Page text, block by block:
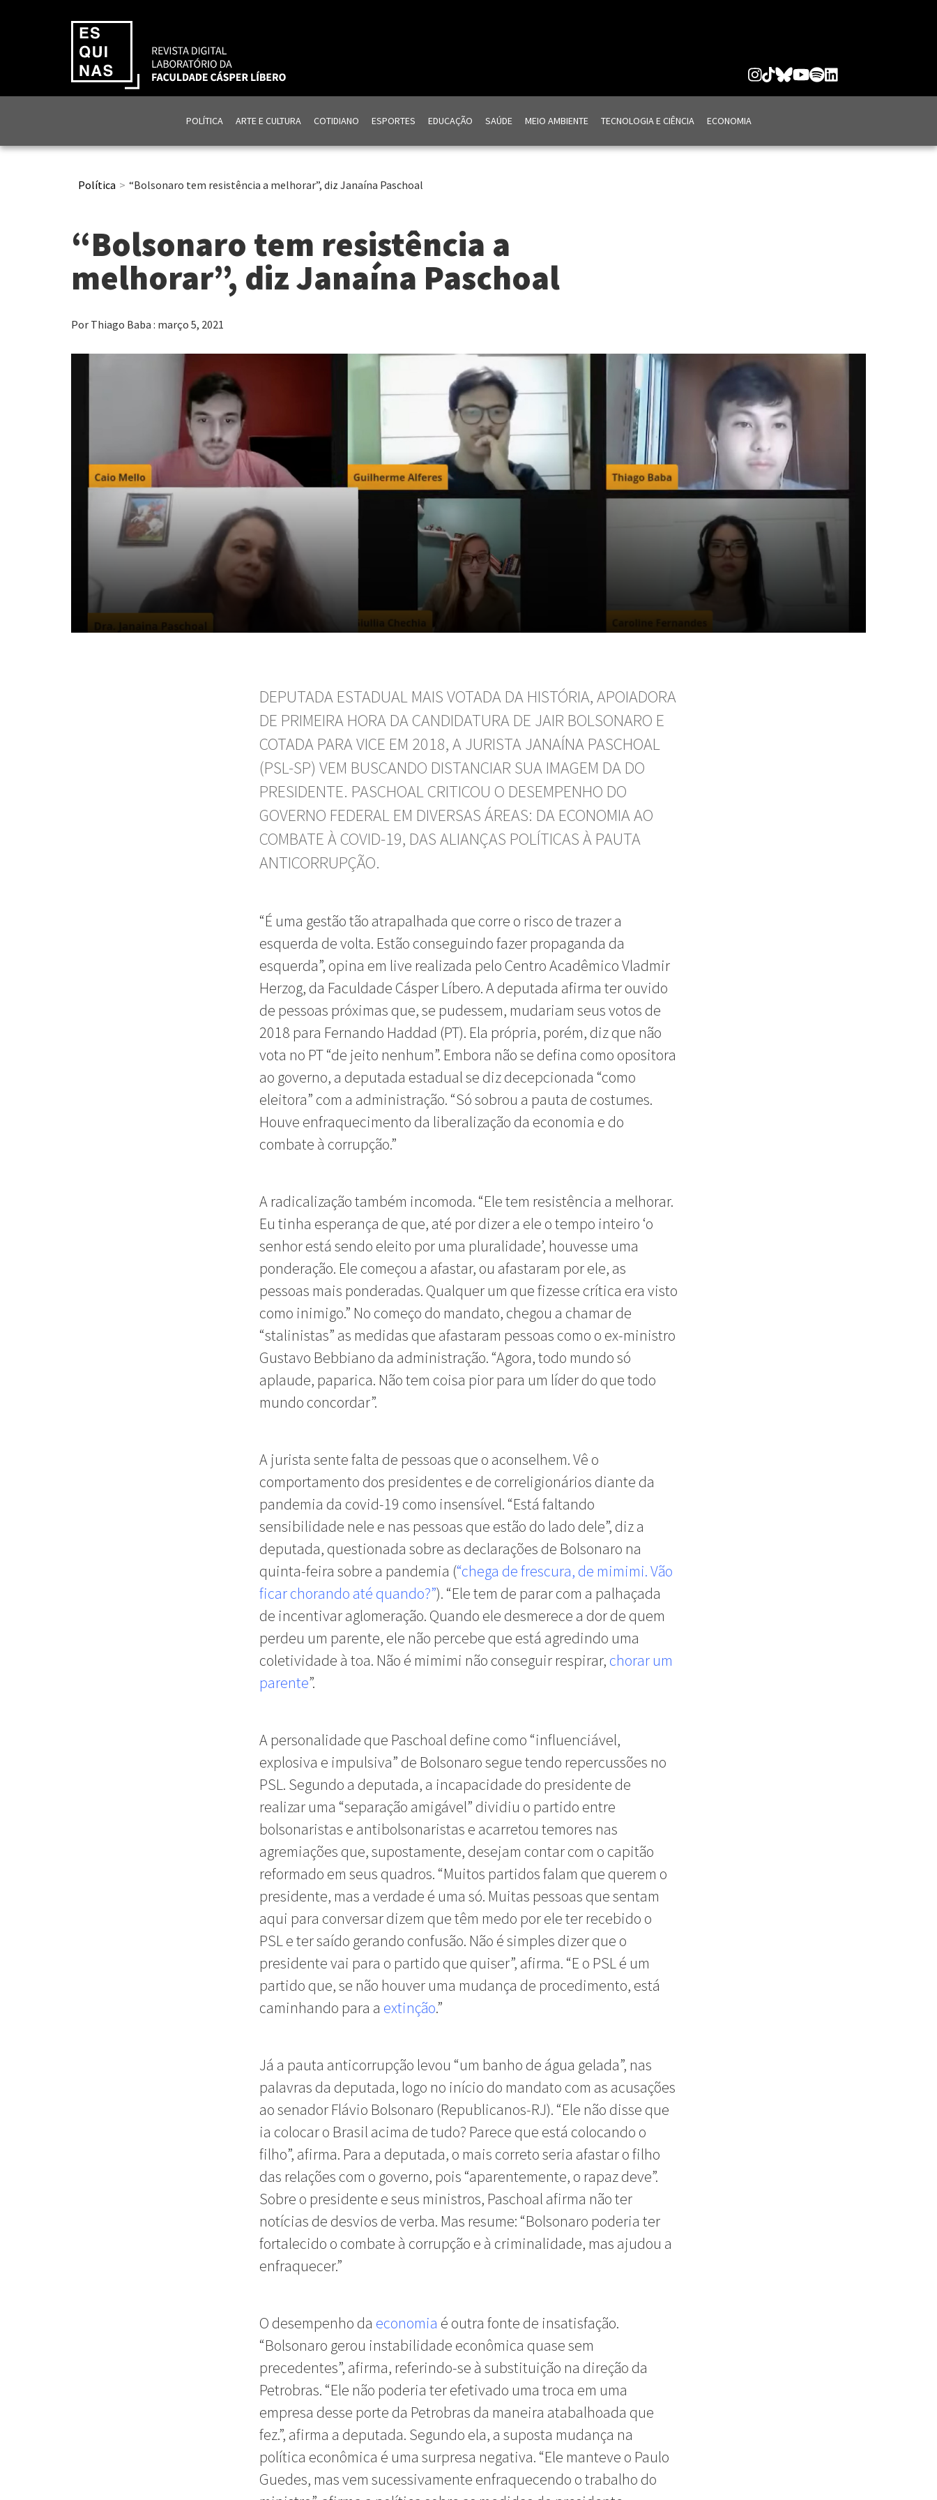
POLÍTICA ARTE E CULTURA COTIDIANO ESPORTES EDUCAÇÃO SAÚDE MEIO AMBIENTE TECNOLOGIA E CIÊNCIA ECONOMIA
Política “Bolsonaro tem resistência a melhorar”, diz Janaína Paschoal
“Bolsonaro tem resistência a
melhorar”, diz Janaína Paschoal
Por Thiago Baba : março 5, 2021
DEPUTADA ESTADUAL MAIS VOTADA DA HISTÓRIA, APOIADORA
DE PRIMEIRA HORA DA CANDIDATURA DE JAIR BOLSONARO E
COTADA PARA VICE EM 2018, A JURISTA JANAÍNA PASCHOAL
(PSL-SP) VEM BUSCANDO DISTANCIAR SUA IMAGEM DA DO
PRESIDENTE. PASCHOAL CRITICOU O DESEMPENHO DO
GOVERNO FEDERAL EM DIVERSAS ÁREAS: DA ECONOMIA AO
COMBATE À COVID-19, DAS ALIANÇAS POLÍTICAS À PAUTA
ANTICORRUPÇÃO.
“É uma gestão tão atrapalhada que corre o risco de trazer a
esquerda de volta. Estão conseguindo fazer propaganda da
esquerda”, opina em live realizada pelo Centro Acadêmico Vladmir
Herzog, da Faculdade Cásper Líbero. A deputada afirma ter ouvido
de pessoas próximas que, se pudessem, mudariam seus votos de
2018 para Fernando Haddad (PT). Ela própria, porém, diz que não
vota no PT “de jeito nenhum”. Embora não se defina como opositora
ao governo, a deputada estadual se diz decepcionada “como
eleitora” com a administração. “Só sobrou a pauta de costumes.
Houve enfraquecimento da liberalização da economia e do
combate à corrupção.”
A radicalização também incomoda. “Ele tem resistência a melhorar.
Eu tinha esperança de que, até por dizer a ele o tempo inteiro ‘o
senhor está sendo eleito por uma pluralidade’, houvesse uma
ponderação. Ele começou a afastar, ou afastaram por ele, as
pessoas mais ponderadas. Qualquer um que fizesse crítica era visto
como inimigo.” No começo do mandato, chegou a chamar de
“stalinistas” as medidas que afastaram pessoas como o ex-ministro
Gustavo Bebbiano da administração. “Agora, todo mundo só
aplaude, paparica. Não tem coisa pior para um líder do que todo
mundo concordar”.
A jurista sente falta de pessoas que o aconselhem. Vê o
comportamento dos presidentes e de correligionários diante da
pandemia da covid-19 como insensível. “Está faltando
sensibilidade nele e nas pessoas que estão do lado dele”, diz a
deputada, questionada sobre as declarações de Bolsonaro na
quinta-feira sobre a pandemia (“chega de frescura, de mimimi. Vão
ficar chorando até quando?”). “Ele tem de parar com a palhaçada
de incentivar aglomeração. Quando ele desmerece a dor de quem
perdeu um parente, ele não percebe que está agredindo uma
coletividade à toa. Não é mimimi não conseguir respirar, chorar um
parente”.
A personalidade que Paschoal define como “influenciável,
explosiva e impulsiva” de Bolsonaro segue tendo repercussões no
PSL. Segundo a deputada, a incapacidade do presidente de
realizar uma “separação amigável” dividiu o partido entre
bolsonaristas e antibolsonaristas e acarretou temores nas
agremiações que, supostamente, desejam contar com o capitão
reformado em seus quadros. “Muitos partidos falam que querem o
presidente, mas a verdade é uma só. Muitas pessoas que sentam
aqui para conversar dizem que têm medo por ele ter recebido o
PSL e ter saído gerando confusão. Não é simples dizer que o
presidente vai para o partido que quiser”, afirma. “E o PSL é um
partido que, se não houver uma mudança de procedimento, está
caminhando para a extinção.”
Já a pauta anticorrupção levou “um banho de água gelada”, nas
palavras da deputada, logo no início do mandato com as acusações
ao senador Flávio Bolsonaro (Republicanos-RJ). “Ele não disse que
ia colocar o Brasil acima de tudo? Parece que está colocando o
filho”, afirma. Para a deputada, o mais correto seria afastar o filho
das relações com o governo, pois “aparentemente, o rapaz deve”.
Sobre o presidente e seus ministros, Paschoal afirma não ter
notícias de desvios de verba. Mas resume: “Bolsonaro poderia ter
fortalecido o combate à corrupção e à criminalidade, mas ajudou a
enfraquecer.”
O desempenho da economia é outra fonte de insatisfação.
“Bolsonaro gerou instabilidade econômica quase sem
precedentes”, afirma, referindo-se à substituição na direção da
Petrobras. “Ele não poderia ter efetivado uma troca em uma
empresa desse porte da Petrobras da maneira atabalhoada que
fez.”, afirma a deputada. Segundo ela, a suposta mudança na
política econômica é uma surpresa negativa. “Ele manteve o Paulo
Guedes, mas vem sucessivamente enfraquecendo o trabalho do